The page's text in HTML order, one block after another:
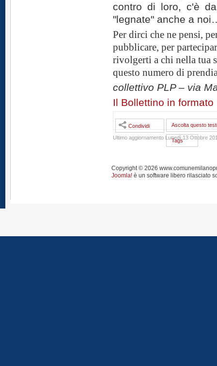
contro di loro, c'è
"legnate" anche a
Per dirci che ne pensi,
pubblicare, per
rivolgerti a chi nella tua
questo numero di
collettivo PLP – via
Il Bollettino in formato
Condividi Ascolta questo
Tags
Ultimo aggiornamento Lunedì 13 Ottobre
Copyright © 2026
Joomla! è un software libero rilasciato